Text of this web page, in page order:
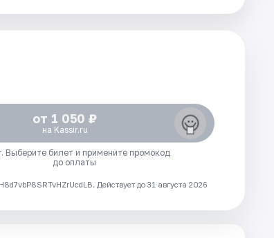
от 1 050 ₽
на Kassir.ru
Выберите билет и примените промокод
до оплаты
Действует до 31 августа 2026